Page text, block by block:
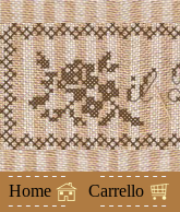
Home Carrello